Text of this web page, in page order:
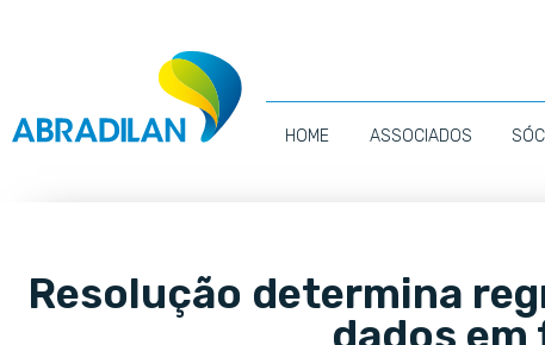
HOME ASSOCIADOS
Resolução determina